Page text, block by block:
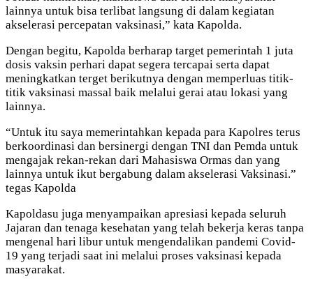
lainnya untuk bisa terlibat langsung di dalam kegiatan
akselerasi percepatan vaksinasi,” kata Kapolda.
Dengan begitu, Kapolda berharap target pemerintah 1 juta
dosis vaksin perhari dapat segera tercapai serta dapat
meningkatkan terget berikutnya dengan memperluas titik-
titik vaksinasi massal baik melalui gerai atau lokasi yang
lainnya.
“Untuk itu saya memerintahkan kepada para Kapolres terus
berkoordinasi dan bersinergi dengan TNI dan Pemda untuk
mengajak rekan-rekan dari Mahasiswa Ormas dan yang
lainnya untuk ikut bergabung dalam akselerasi Vaksinasi.”
tegas Kapolda
Kapoldasu juga menyampaikan apresiasi kepada seluruh
Jajaran dan tenaga kesehatan yang telah bekerja keras tanpa
mengenal hari libur untuk mengendalikan pandemi Covid-
19 yang terjadi saat ini melalui proses vaksinasi kepada
masyarakat.